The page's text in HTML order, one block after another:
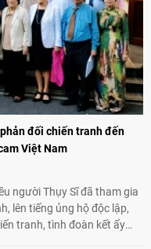
đối chiến tranh đến
Việt Nam
người Thụy Sĩ đã tham gia
lên tiếng ủng hộ độc lập,
tranh, tình đoàn kết ấy